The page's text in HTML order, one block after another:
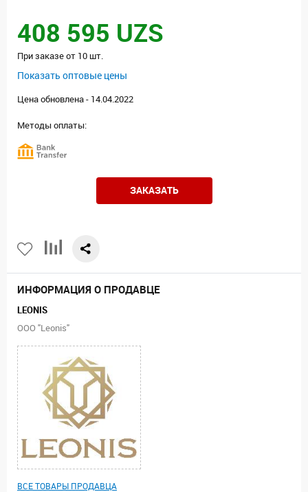
408 595 UZS
При заказе от 10 шт.
Показать оптовые цены
Цена обновлена - 14.04.2022
Методы оплаты:
ЗАКАЗАТЬ
ИНФОРМАЦИЯ О ПРОДАВЦЕ
LEONIS
ООО "Leonis"
ВСЕ ТОВАРЫ ПРОДАВЦА